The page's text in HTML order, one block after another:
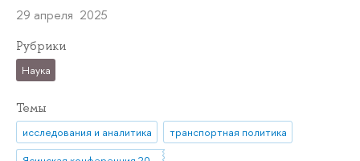
29 апреля 2025
Рубрики
Наука
Темы
исследования и аналитика
транспортная политика